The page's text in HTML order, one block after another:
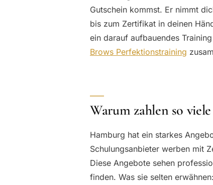
Gutschein kommst. Er nimmt
bis zum Zertifikat in deinen
ein darauf aufbauendes
Brows Perfektionstraining
Warum zahlen so
Hamburg hat ein starkes
Schulungsanbieter werben mit
Diese Angebote sehen
finden. Was sie selten